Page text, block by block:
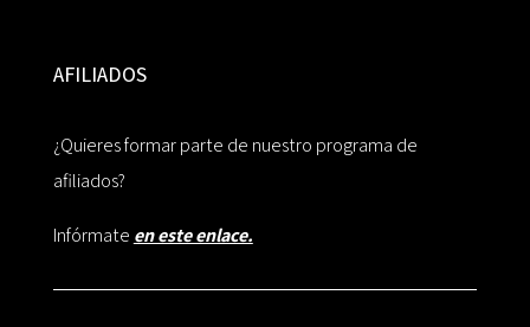
AFILIADOS
¿Quieres formar parte de nuestro programa de
afiliados?
Infórmate en este enlace.